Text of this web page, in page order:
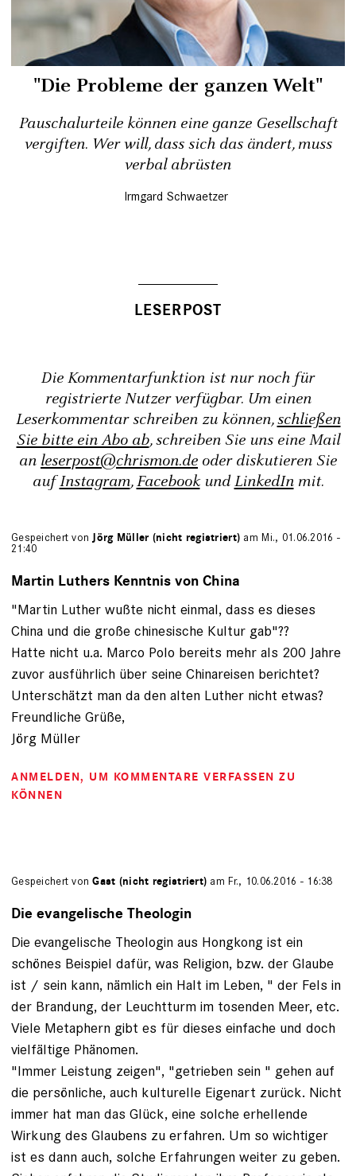
"Die Probleme der ganzen Welt"
Pauschalurteile können eine ganze Gesellschaft
vergiften. Wer will, dass sich das ändert, muss
verbal abrüsten
Irmgard Schwaetzer
Die Kommentarfunktion ist nur noch für
registrierte Nutzer verfügbar. Um einen
Leserkommentar schreiben zu können,schließen
Sie bitte ein Abo ab, schreiben Sie uns eine Mail
an leserpost@chrismon.de oder diskutieren Sie
aufInstagram,FacebookundLinkedInmit.
Gespeichert von Jörg Müller (nicht registriert) am Mi., 01.06.2016 -
21:40
Martin Luthers Kenntnis von China
"Martin Luther wußte nicht einmal, dass es dieses
China und die große chinesische Kultur gab"??
Hatte nicht u.a. Marco Polo bereits mehr als 200 Jahre
zuvor ausführlich über seine Chinareisen berichtet?
Unterschätzt man da den alten Luther nicht etwas?
Freundliche Grüße,
Jörg Müller
ANMELDEN, UM KOMMENTARE VERFASSEN ZU
KÖNNEN
Gespeichert vonGast (nicht registriert) am Fr., 10.06.2016 - 16:38
Die evangelische Theologin
Die evangelische Theologin aus Hongkong ist ein
schönes Beispiel dafür, was Religion, bzw. der Glaube
ist / sein kann, nämlich ein Halt im Leben, " der Fels in
der Brandung, der Leuchtturm im tosenden Meer, etc.
Viele Metaphern gibt es für dieses einfache und doch
vielfältige Phänomen.
"Immer Leistung zeigen", "getrieben sein " gehen auf
die persönliche, auch kulturelle Eigenart zurück. Nicht
immer hat man das Glück, eine solche erhellende
Wirkung des Glaubens zu erfahren. Um so wichtiger
ist es dann auch, solche Erfahrungen weiter zu geben.